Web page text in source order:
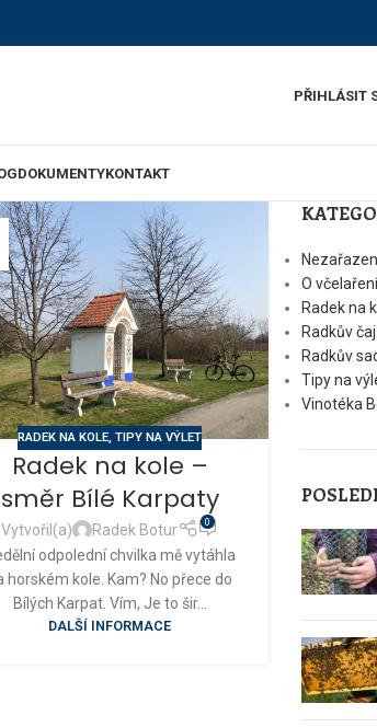
PŘIHLÁSIT
DOKUMENTYKONTAKT
RADEK NA KOLE,TIPY NA VÝLET
Radek na kole –
směr Bílé Karpaty
Vytvořil(a) Radek Botur 0
odpolední chvilka mě vytáhla
horském kole. Kam? No přece do
Bílých Karpat. Vím, Je to šir...
DALŠÍ INFORMACE
O včelaření
Radek na
Radkův čaj
Radkův
Tipy na
Vinotéka